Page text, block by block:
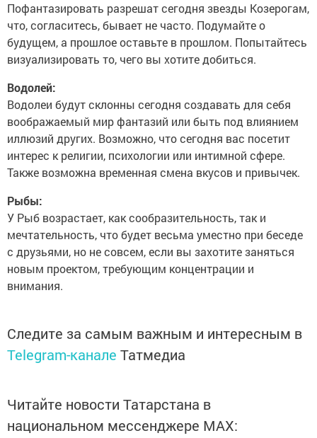
Пофантазировать разрешат сегодня звезды Козерогам,
что, согласитесь, бывает не часто. Подумайте о
будущем, а прошлое оставьте в прошлом. Попытайтесь
визуализировать то, чего вы хотите добиться.
Водолей:
Водолеи будут склонны сегодня создавать для себя
воображаемый мир фантазий или быть под влиянием
иллюзий других. Возможно, что сегодня вас посетит
интерес к религии, психологии или интимной сфере.
Также возможна временная смена вкусов и привычек.
Рыбы:
У Рыб возрастает, как сообразительность, так и
мечтательность, что будет весьма уместно при беседе
с друзьями, но не совсем, если вы захотите заняться
новым проектом, требующим концентрации и
внимания.
Следите за самым важным и интересным в
Telegram-канале Татмедиа
Читайте новости Татарстана в
национальном мессенджере MАХ: